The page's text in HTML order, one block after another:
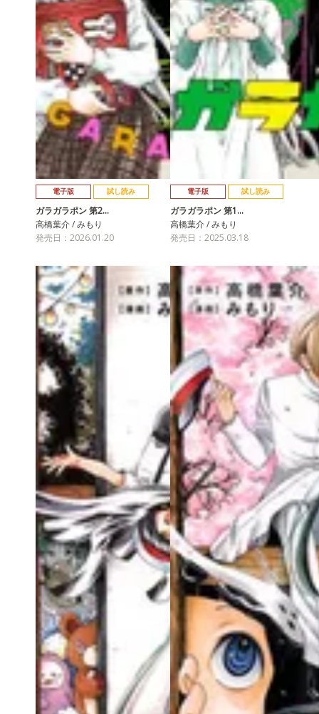
電子版 試し読み
ガラガラポン 第2…
高橋葉介 / みもり
発売日：2026.01.20
電子版 試し読み
ガラガラポン 第1…
高橋葉介 / みもり
発売日：2025.03.18